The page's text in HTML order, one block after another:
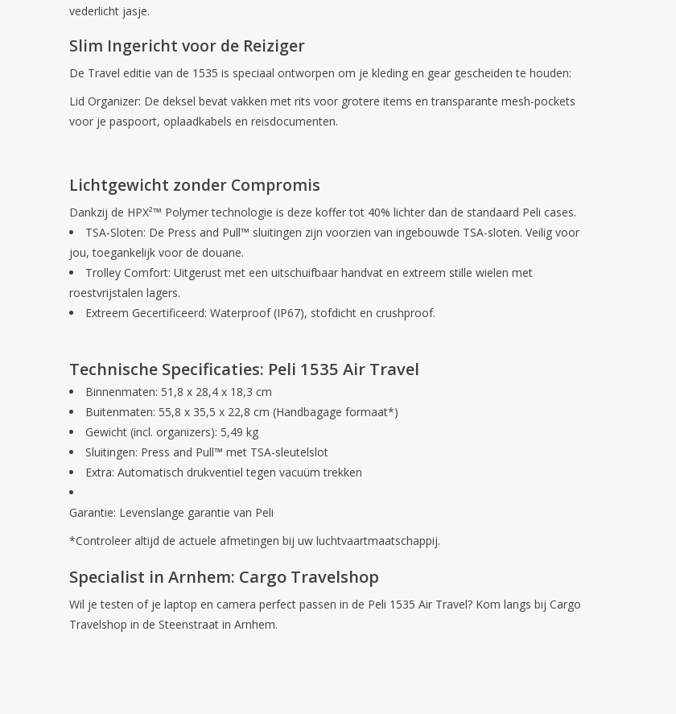
vederlicht jasje.
Slim Ingericht voor de Reiziger
De Travel editie van de 1535 is speciaal ontworpen om je kleding en gear gescheiden te houden:
Lid Organizer: De deksel bevat vakken met rits voor grotere items en transparante mesh-pockets
voor je paspoort, oplaadkabels en reisdocumenten.
Lichtgewicht zonder Compromis
Dankzij de HPX²™ Polymer technologie is deze koffer tot 40% lichterdan de standaard Peli cases.
TSA-Sloten: De Press and Pull™ sluitingen zijn voorzien van ingebouwde TSA-sloten. Veilig voor
jou, toegankelijk voor de douane.
Trolley Comfort: Uitgerust met een uitschuifbaar handvat en extreem stille wielen met
roestvrijstalen lagers.
Extreem Gecertificeerd: Waterproof (IP67), stofdicht en crushproof.
Technische Specificaties: Peli 1535 Air Travel
Binnenmaten: 51,8 x 28,4 x 18,3 cm
Buitenmaten: 55,8 x 35,5 x 22,8 cm (Handbagage formaat*)
Gewicht (incl. organizers): 5,49 kg
Sluitingen: Press and Pull™ met TSA-sleutelslot
Extra: Automatisch drukventiel tegen vacuüm trekken
Garantie: Levenslange garantie van Peli
*Controleer altijd de actuele afmetingen bij uw luchtvaartmaatschappij.
Specialist in Arnhem: Cargo Travelshop
Wil je testen of je laptop en camera perfect passen in de Peli 1535 Air Travel? Kom langs bij Cargo
Travelshop in de Steenstraat in Arnhem.